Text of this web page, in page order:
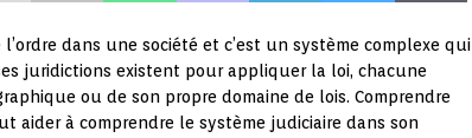
dans une société et c’est un système complexe qui
juridictions existent pour appliquer la loi, chacune
ou de son propre domaine de lois. Comprendre
aider à comprendre le système judiciaire dans son